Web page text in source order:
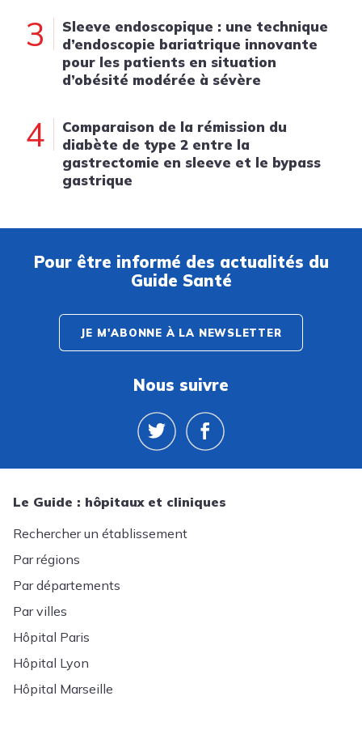
3
Sleeve endoscopique : une technique
d’endoscopie bariatrique innovante
pour les patients en situation
d’obésité modérée à sévère
4
Comparaison de la rémission du
diabète de type 2 entre la
gastrectomie en sleeve et le bypass
gastrique
Pour être informé des actualités du
Guide Santé
JE M'ABONNE À LA NEWSLETTER
Nous suivre
Le Guide : hôpitaux et cliniques
Rechercher un établissement
Par régions
Par départements
Par villes
Hôpital Paris
Hôpital Lyon
Hôpital Marseille